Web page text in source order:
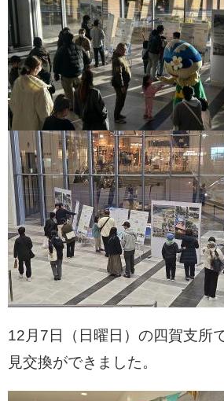
12月7日（日曜日）の四賀支所
見交換ができました。